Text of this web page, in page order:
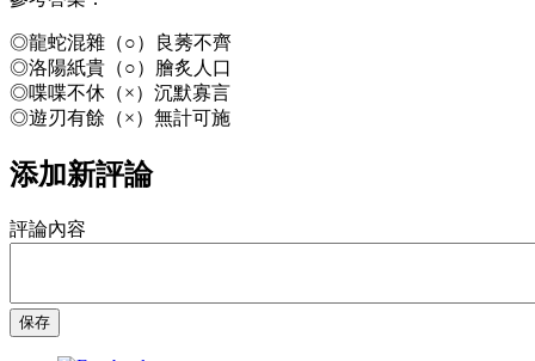
◎龍蛇混雜（○）良莠不齊
◎洛陽紙貴（○）膾炙人口
◎喋喋不休（×）沉默寡言
◎遊刃有餘（×）無計可施
添加新評論
評論內容
保存